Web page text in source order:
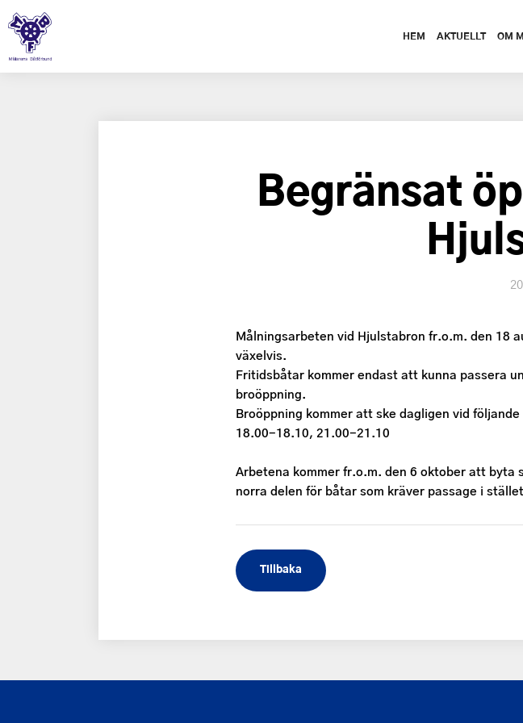
HEM AKTUELLT OM
Begränsat
Målningsarbeten vid Hjulstabron fr.o.m. den 18
växelvis.
Fritidsbåtar kommer endast att kunna passera
broöppning.
Broöppning kommer att ske dagligen vid
18.00-18.10, 21.00-21.10
Arbetena kommer fr.o.m. den 6 oktober att byta
norra delen för båtar som kräver passage i
Tillbaka